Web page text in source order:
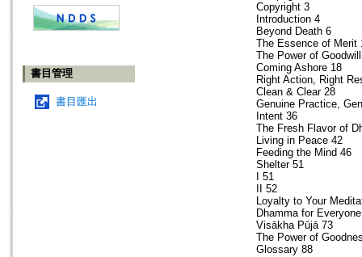
書目管理
書目匯出
Copyright 3
Introduction 4
Beyond Death 6
The Essence of Merit
The Power of
Coming Ashore 18
Right Action, Right
Clean & Clear 28
Genuine Practice,
Intent 36
The Fresh Flavor of
Living in Peace 42
Feeding the Mind 46
Shelter 51
I 51
II 52
Loyalty to Your
Dhamma for
Visākha Pūjā 73
The Power of
Glossary 88